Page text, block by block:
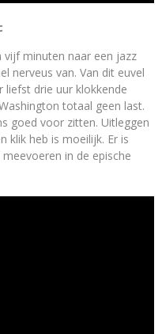
vijf minuten naar een jazz
nerveus van. Van dit euvel
liefst drie uur klokkende
totaal geen last.
goed voor zitten. Uitleggen
klik heb is moeilijk. Er is
in de epische